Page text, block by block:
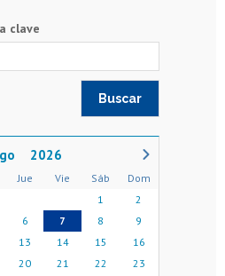
clave
2026
Jue Vie Sáb
Dom
1
2
6 7 8
9
13 14 15
16
20 21 22
23